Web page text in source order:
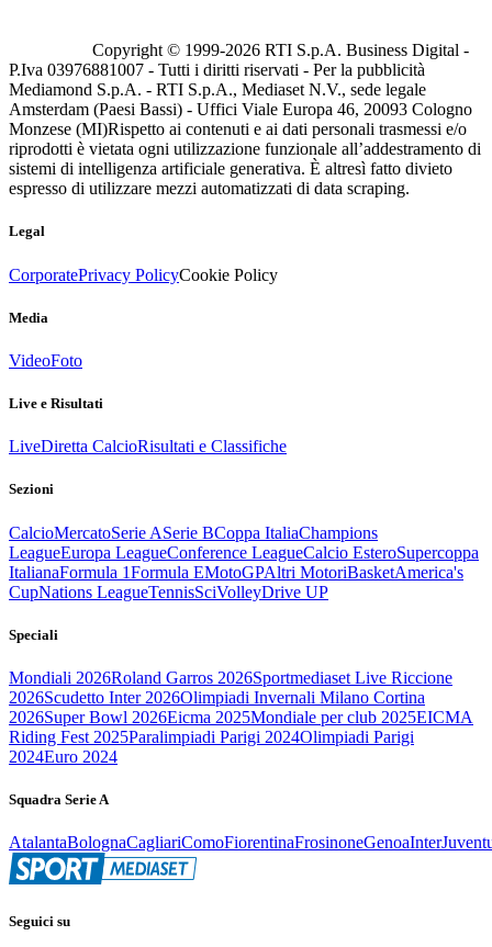
Copyright © 1999-2026 RTI S.p.A. Business Digital -
P.Iva 03976881007 - Tutti i diritti riservati - Per la pubblicità
Mediamond S.p.A. - RTI S.p.A., Mediaset N.V., sede legale
Amsterdam (Paesi Bassi) - Uffici Viale Europa 46, 20093 Cologno
Monzese (MI)Rispetto ai contenuti e ai dati personali trasmessi e/o
riprodotti è vietata ogni utilizzazione funzionale all’addestramento di
sistemi di intelligenza artificiale generativa. È altresì fatto divieto
espresso di utilizzare mezzi automatizzati di data scraping.
Legal
CorporatePrivacy PolicyCookie Policy
Media
VideoFoto
Live e Risultati
LiveDiretta CalcioRisultati e Classifiche
Sezioni
CalcioMercatoSerie ASerie BCoppa ItaliaChampions
LeagueEuropa LeagueConference LeagueCalcio EsteroSupercoppa
ItalianaFormula 1Formula EMotoGPAltri MotoriBasketAmerica's
CupNations LeagueTennisSciVolleyDrive UP
Speciali
Mondiali 2026Roland Garros 2026Sportmediaset Live Riccione
2026Scudetto Inter 2026Olimpiadi Invernali Milano Cortina
2026Super Bowl 2026Eicma 2025Mondiale per club 2025EICMA
Riding Fest 2025Paralimpiadi Parigi 2024Olimpiadi Parigi
2024Euro 2024
Squadra Serie A
AtalantaBolognaCagliariComoFiorentinaFrosinoneGenoaInter
Seguici su